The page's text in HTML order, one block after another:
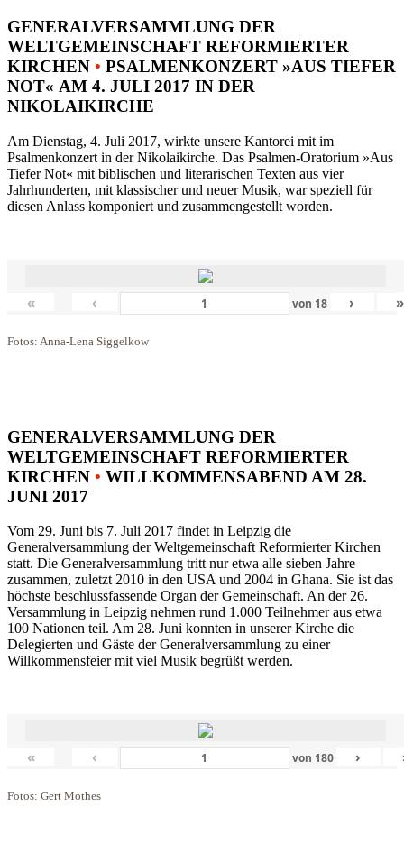
GENERALVERSAMMLUNG DER
WELTGEMEINSCHAFT REFORMIERTER
KIRCHEN • PSALMENKONZERT »AUS TIEFER
NOT« AM 4. JULI 2017 IN DER
NIKOLAIKIRCHE
Am Dienstag, 4. Juli 2017, wirkte unsere Kantorei mit im
Psalmenkonzert in der Nikolaikirche. Das Psalmen-Oratorium »Aus
Tiefer Not« mit biblischen und literarischen Texten aus vier
Jahrhunderten, mit klassischer und neuer Musik, war speziell für
diesen Anlass komponiert und zusammengestellt worden.
« ‹ von 18 › »
Fotos: Anna-Lena Siggelkow
GENERALVERSAMMLUNG DER
WELTGEMEINSCHAFT REFORMIERTER
KIRCHEN • WILLKOMMENSABEND AM 28.
JUNI 2017
Vom 29. Juni bis 7. Juli 2017 findet in Leipzig die
Generalversammlung der Weltgemeinschaft Reformierter Kirchen
statt. Die Generalversammlung tritt nur etwa alle sieben Jahre
zusammen, zuletzt 2010 in den USA und 2004 in Ghana. Sie ist das
höchste beschlussfassende Organ der Gemeinschaft. An der 26.
Versammlung in Leipzig nehmen rund 1.000 Teilnehmer aus etwa
100 Nationen teil. Am 28. Juni konnten in unserer Kirche die
Delegierten und Gäste der Generalversammlung zu einer
Willkommensfeier mit viel Musik begrüßt werden.
« ‹ von 180 ›
Fotos: Gert Mothes